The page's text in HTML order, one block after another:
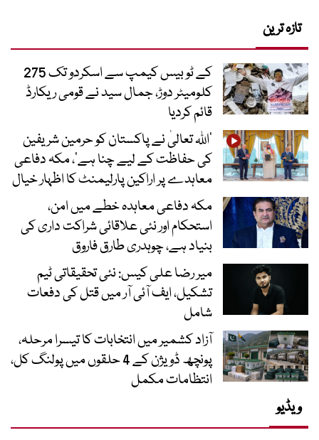
تازہ ترین
کے ٹو بیس کیمپ سے اسکردو تک 275
کلومیٹر دوڑ، جمال سید نے قومی ریکارڈ
قائم کردیا
’اللہ تعالیٰ نے پاکستان کو حرمین شریفین
کی حفاظت کے لیے چنا ہے‘، مکہ دفاعی
معاہدے پر اراکین پارلیمنٹ کا اظہار خیال
مکہ دفاعی معاہدہ خطے میں امن،
استحکام اور نئی علاقائی شراکت داری کی
بنیاد ہے، چوہدری طارق فاروق
میر رضا علی کیس: نئی تحقیقاتی ٹیم
تشکیل، ایف آئی آر میں قتل کی دفعات
شامل
آزاد کشمیر میں انتخابات کا تیسرا مرحلہ،
پونچھ ڈویژن کے 4 حلقوں میں پولنگ کل،
انتظامات مکمل
ویڈیو